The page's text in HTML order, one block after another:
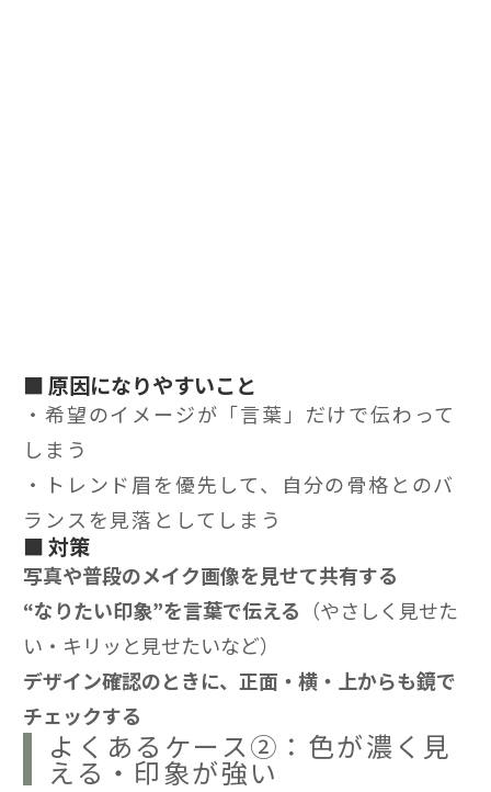
■ 原因になりやすいこと
・希望のイメージが「言葉」だけで伝わって
しまう
・トレンド眉を優先して、自分の骨格とのバ
ランスを見落としてしまう
■ 対策
写真や普段のメイク画像を見せて共有する
“なりたい印象”を言葉で伝える （やさしく見せた
い・キリッと見せたいなど）
デザイン確認のときに、正面・横・上からも鏡で
チェックする
よくあるケース②：色が濃く見
える・印象が強い